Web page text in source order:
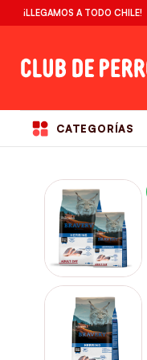
¡LLEGAMOS A TODO CHILE!
CATEGORÍAS
RM